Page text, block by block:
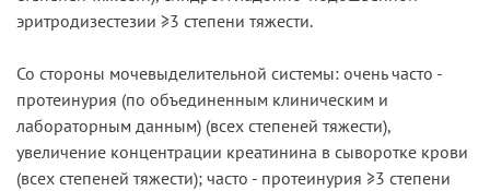
эритродизестезии ≥3 степени тяжести.
Со стороны мочевыделительной системы: очень часто -
протеинурия (по объединенным клиническим и
лабораторным данным) (всех степеней тяжести),
увеличение концентрации креатинина в сыворотке крови
(всех степеней тяжести); часто - протеинурия ≥3 степени